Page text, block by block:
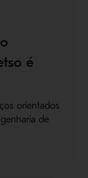
é
orientados
de